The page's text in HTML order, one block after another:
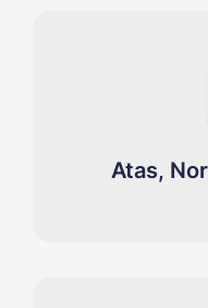
Atas,